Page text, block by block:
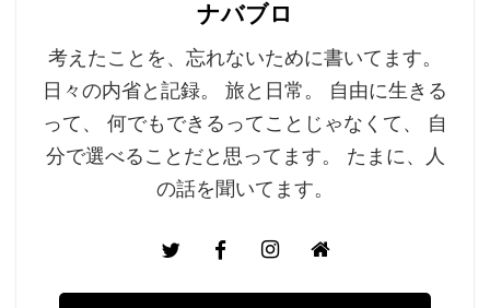
ナバブロ
考えたことを、忘れないために書いてます。
日々の内省と記録。 旅と日常。 自由に生きる
って、 何でもできるってことじゃなくて、 自
分で選べることだと思ってます。 たまに、人
の話を聞いてます。